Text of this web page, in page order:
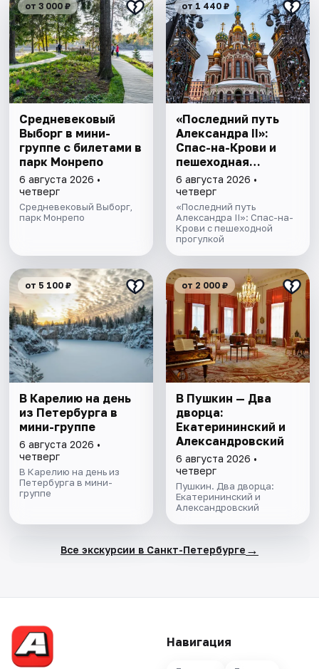
от 3 000 ₽
Cредневековый
Выборг в мини-
группе c билетами в
парк Монрепо
6 августа 2026 •
четверг
Средневековый Выборг,
парк Монрепо
от 1 440 ₽
«Последний путь
Александра II»:
Спас-на-Крови и
пешеходная
прогулка
6 августа 2026 •
четверг
«Последний путь
Александра II»: Спас-на-
Крови с пешеходной
прогулкой
от 5 100 ₽
В Карелию на день
из Петербурга в
мини-группе
6 августа 2026 •
четверг
В Карелию на день из
Петербурга в мини-
группе
от 2 000 ₽
В Пушкин — Два
дворца:
Екатерининский и
Александровский
6 августа 2026 •
четверг
Пушкин. Два дворца:
Екатерининский и
Александровский
Все экскурсии в Санкт-Петербурге →
Навигация